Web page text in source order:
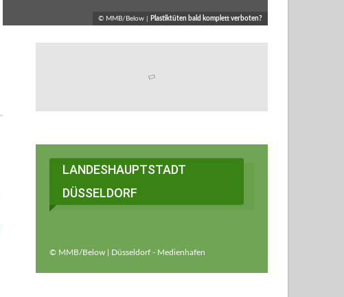
© MMB/Below | Plastiktüten bald komplett verboten?
LANDESHAUPTSTADT
DÜSSELDORF
© MMB/Below | Düsseldorf - Medienhafen